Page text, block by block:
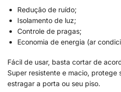
Redução de ruído;
Isolamento de luz;
Controle de pragas;
Economia de energia (ar
Fácil de usar, basta cortar de
Super resistente e macio, protege
estragar a porta ou seu piso.